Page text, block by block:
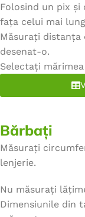
Folosind un pix
fața celui mai
Măsurați distanța
desenat-o.
Selectați
Bărbați
Măsurați
lenjerie.
Nu măsurați
Dimensiunile din